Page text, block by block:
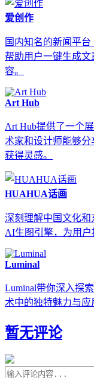
爱创作
国内知名的新闻平
帮助用户一键生成
容。
Art Hub
Art Hub提供了一个
术家和设计师能够
获得灵感。
HUAHUA话画
深刻理解中国文化
AI生图引擎，为用
Luminal
Luminal带你深入探
术中的独特魅力与应
暂无评论